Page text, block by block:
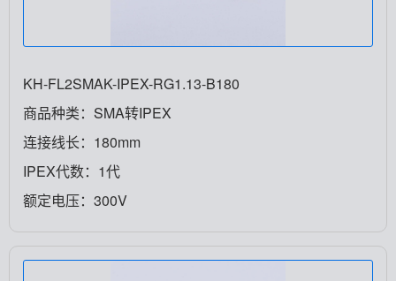
KH-FL2SMAK-IPEX-RG1.13-B180
商品种类：SMA转IPEX
连接线长：180mm
IPEX代数：1代
额定电压：300V